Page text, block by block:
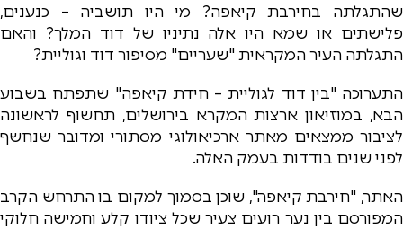
שהתגלתה בחירבת קיאפה? מי היו תושביה – כנענים,
פלישתים או שמא היו אלה נתיניו של דוד המלך? והאם
התגלתה העיר המקראית "שעריים" מסיפור דוד וגוליית?
התערוכה "בין דוד לגוליית – חידת קיאפה" שתפתח בשבוע
הבא, במוזיאון ארצות המקרא בירושלים, תחשוף לראשונה
לציבור ממצאים מאתר ארכיאולוגי מסתורי ומדובר שנחשף
לפני שנים בודדות בעמק האלה.
האתר, "חירבת קיאפה", שוכן בסמוך למקום בו התרחש הקרב
המפורסם בין נער רועים צעיר שכל ציודו קלע וחמישה חלוקי